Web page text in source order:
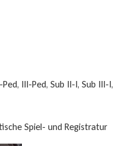
III-Ped, Sub II-I, Sub III-I,
Spiel- und Registratur